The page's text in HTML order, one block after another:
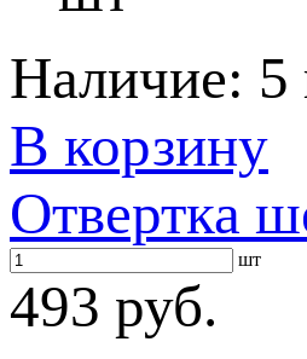
Наличие: 5
В корзину
Отвертка
шт
493 руб.